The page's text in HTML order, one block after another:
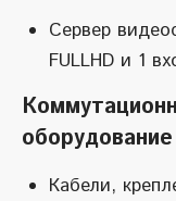
Сервер
FULLHD и 1
оборудование
Кабели,